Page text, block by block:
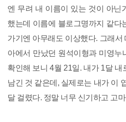
엔 무려 내 이름이 있는 것이 아닌
했는데 이름에 블로그명까지 같다
가기엔 아무래도 이상했다. 그래서
아에서 만났던 원석이형과 미영누
확인해 보니 4월 21일. 내가 1달
남긴 것 같은데, 실제로는 내가 이
달 걸렸다. 정말 너무 신기하고 고